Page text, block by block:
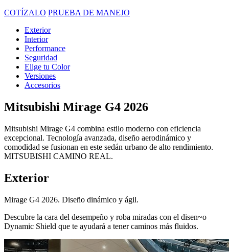
COTÍZALO PRUEBA DE MANEJO
Exterior
Interior
Performance
Seguridad
Elige tu Color
Versiones
Accesorios
Mitsubishi Mirage G4 2026
Mitsubishi Mirage G4 combina estilo moderno con eficiencia
excepcional. Tecnología avanzada, diseño aerodinámico y
comodidad se fusionan en este sedán urbano de alto rendimiento.
MITSUBISHI CAMINO REAL.
Exterior
Mirage G4 2026. Diseño dinámico y ágil.
Descubre la cara del desempeño y roba miradas con el disen~o
Dynamic Shield que te ayudará a tener caminos más fluidos.